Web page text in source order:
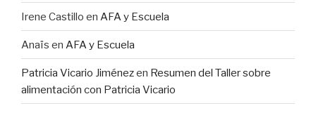
Irene Castillo en AFA y Escuela
Anaïs en AFA y Escuela
Patricia Vicario Jiménezen Resumen del Taller sobre
alimentación con Patricia Vicario